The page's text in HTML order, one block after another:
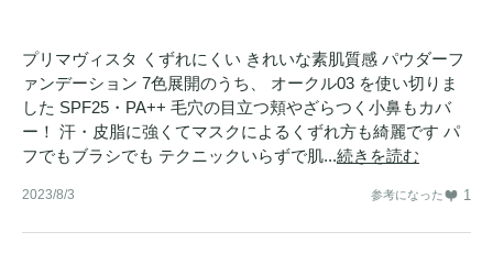
プリマヴィスタ くずれにくい きれいな素肌質感 パウダーフ
ァンデーション 7色展開のうち、 オークル03 を使い切りま
した SPF25・PA++ 毛穴の目立つ頬やざらつく小鼻もカバ
ー！ 汗・皮脂に強くてマスクによるくずれ方も綺麗です パ
フでもブラシでも テクニックいらずで肌...続きを読む
2023/8/3 参考になった 1